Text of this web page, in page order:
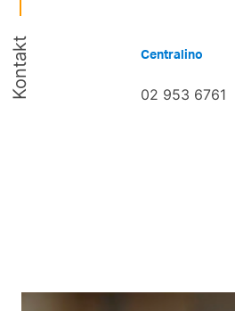
Kontakt Centralino
02 953 6761